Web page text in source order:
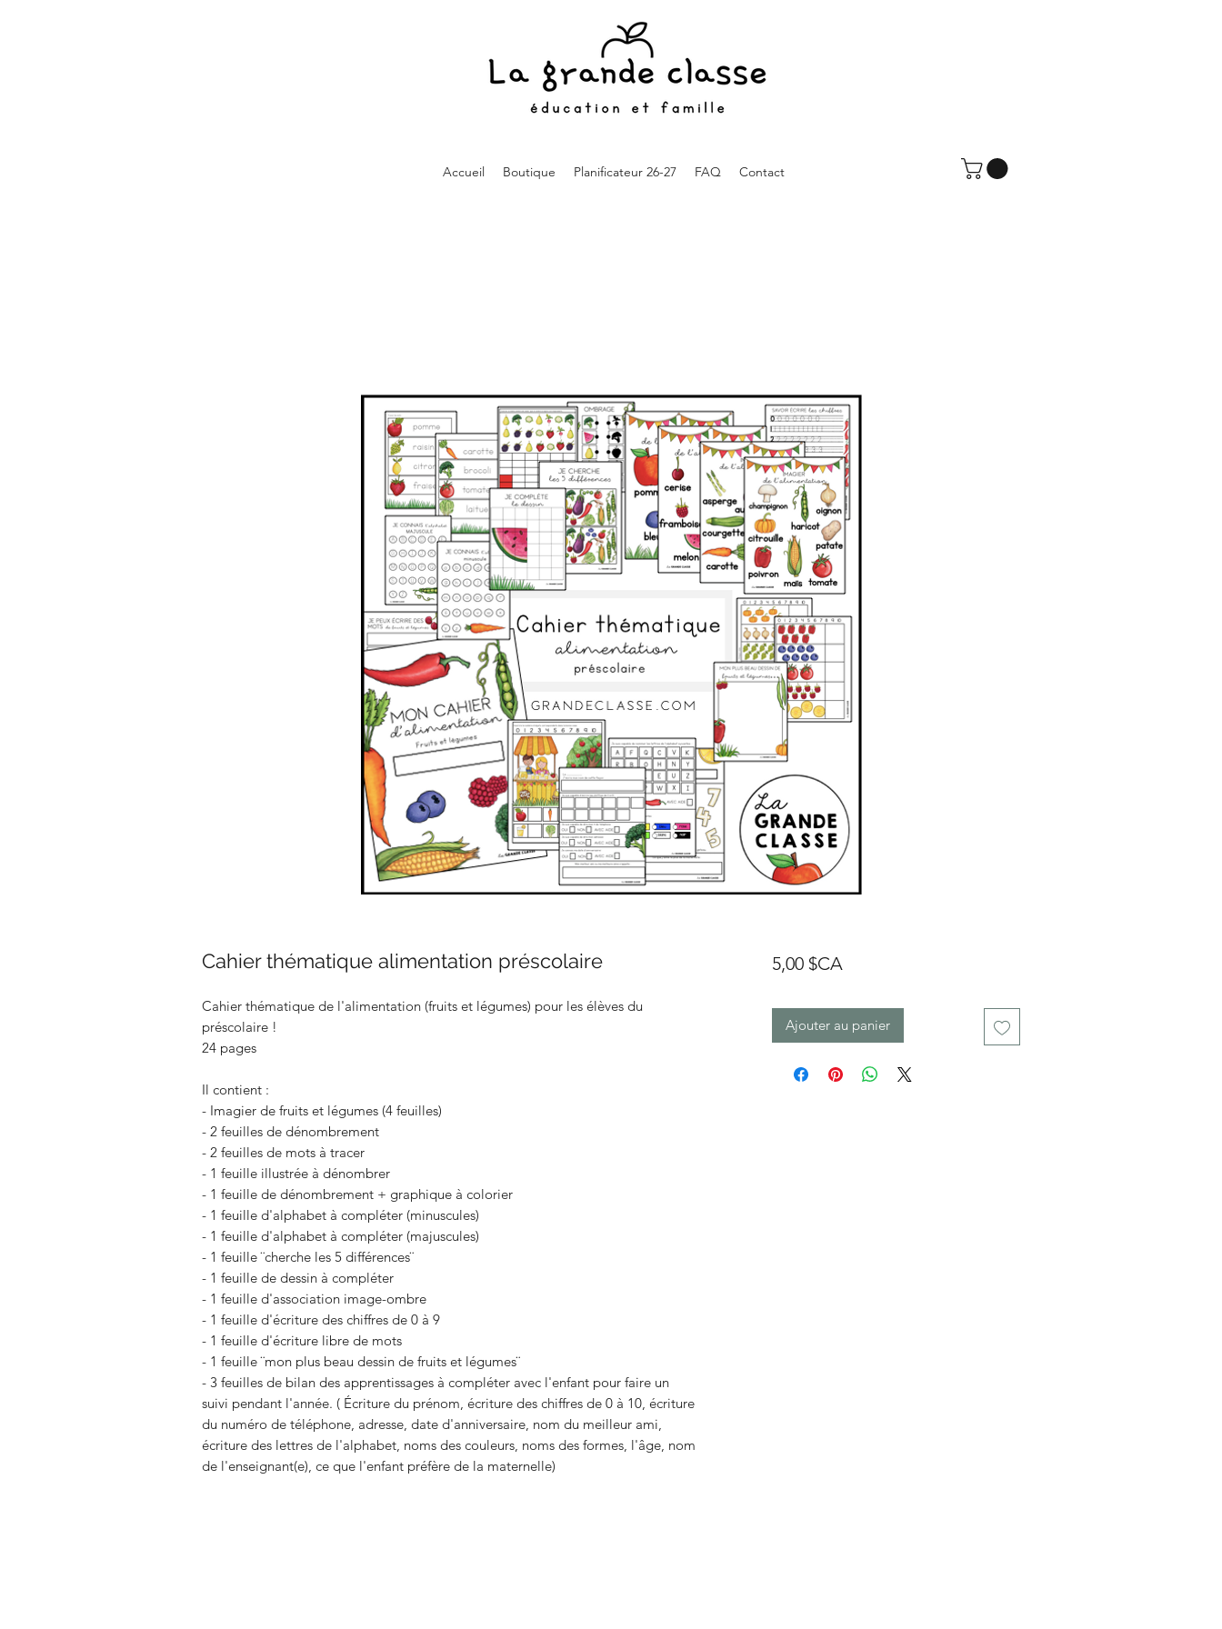
Accueil Boutique Planificateur 26-27 FAQ Contact
Cahier thématique alimentation préscolaire
Cahier thématique de l'alimentation (fruits et légumes) pour les élèves du
préscolaire !
24 pages
Il contient :
- Imagier de fruits et légumes (4 feuilles)
- 2 feuilles de dénombrement
- 2 feuilles de mots à tracer
- 1 feuille illustrée à dénombrer
- 1 feuille de dénombrement + graphique à colorier
- 1 feuille d'alphabet à compléter (minuscules)
- 1 feuille d'alphabet à compléter (majuscules)
- 1 feuille ¨cherche les 5 différences¨
- 1 feuille de dessin à compléter
- 1 feuille d'association image-ombre
- 1 feuille d'écriture des chiffres de 0 à 9
- 1 feuille d'écriture libre de mots
- 1 feuille ¨mon plus beau dessin de fruits et légumes¨
- 3 feuilles de bilan des apprentissages à compléter avec l'enfant pour faire un
suivi pendant l'année. ( Écriture du prénom, écriture des chiffres de 0 à 10, écriture
du numéro de téléphone, adresse, date d'anniversaire, nom du meilleur ami,
écriture des lettres de l'alphabet, noms des couleurs, noms des formes, l'âge, nom
de l'enseignant(e), ce que l'enfant préfère de la maternelle)
5,00 $CAPrix
Ajouter au panier